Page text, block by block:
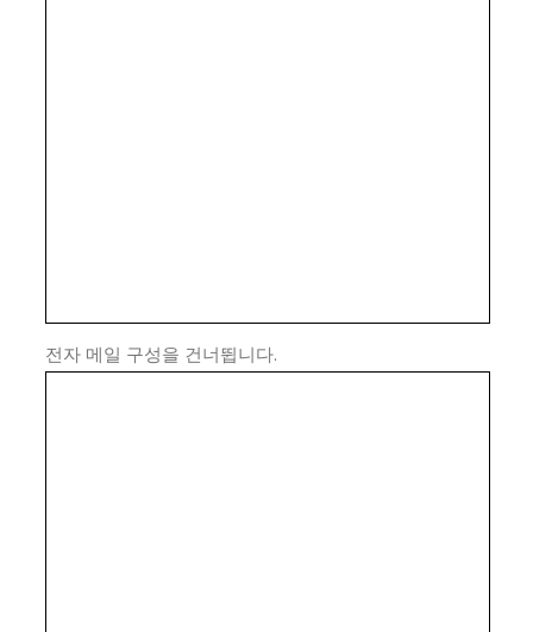
전자 메일 구성을 건너뜁니다.